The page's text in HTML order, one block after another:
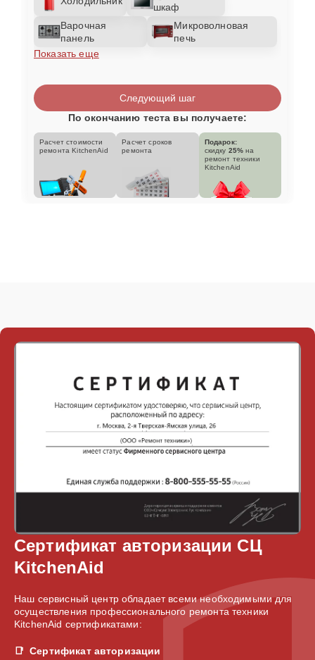
шкаф
Варочная
панель
Микроволновая
печь
Показать еще
Следующий шаг
По окончанию теста вы получаете:
Расчет стоимости
ремонта KitchenAid
Расчет сроков
ремонта
Подарок:
скидку 25% на
ремонт техники
KitchenAid
Сертификат авторизации СЦ
KitchenAid
Наш сервисный центр обладает всеми необходимыми для
осуществления профессионального ремонта техники
KitchenAid сертификатами:
Сертификат авторизации